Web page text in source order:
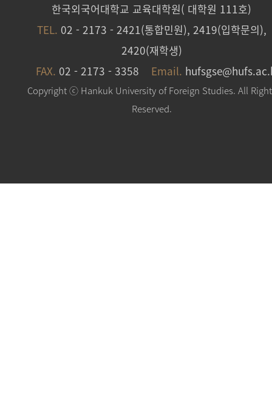
한국외국어대학교 교육대학원( 대학원 111호)
TEL. 02 - 2173 - 2421(통합민원), 2419(입학문의),
2420(재학생)
FAX. 02 - 2173 - 3358 Email.
Copyright ⓒ Hankuk University of Foreign Studies. All
Reserved.